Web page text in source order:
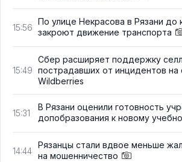
15:56
По улице Некрасова в Рязани до
закроют движение транспорта
15:49
Сбер расширяет поддержку
пострадавших от инцидентов на
Wildberries
15:31
В Рязани оценили готовность
допобразования к новому
14:44
Рязанцы стали вдвое меньше
на мошенничество